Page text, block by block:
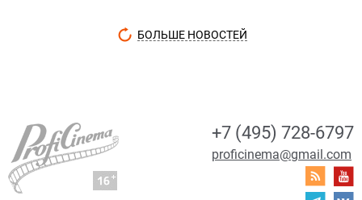
БОЛЬШЕ НОВОСТЕЙ
+7 (495) 728-6797
proficinema@gmail.com